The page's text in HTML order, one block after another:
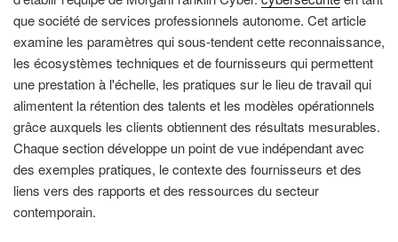
que société de services professionnels autonome. Cet article
examine les paramètres qui sous-tendent cette reconnaissance,
les écosystèmes techniques et de fournisseurs qui permettent
une prestation à l'échelle, les pratiques sur le lieu de travail qui
alimentent la rétention des talents et les modèles opérationnels
grâce auxquels les clients obtiennent des résultats mesurables.
Chaque section développe un point de vue indépendant avec
des exemples pratiques, le contexte des fournisseurs et des
liens vers des rapports et des ressources du secteur
contemporain.